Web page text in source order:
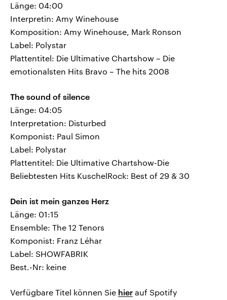
Länge: 04:00
Interpretin: Amy Winehouse
Komposition: Amy Winehouse, Mark Ronson
Label: Polystar
Plattentitel: Die Ultimative Chartshow – Die
emotionalsten Hits Bravo – The hits 2008
The sound of silence
Länge: 04:05
Interpretation: Disturbed
Komponist: Paul Simon
Label: Polystar
Plattentitel: Die Ultimative Chartshow-Die
Beliebtesten Hits KuschelRock: Best of 29 & 30
Dein ist mein ganzes Herz
Länge: 01:15
Ensemble: The 12 Tenors
Komponist: Franz Léhar
Label: SHOWFABRIK
Best.-Nr: keine
Verfügbare Titel können Sie hier auf Spotify